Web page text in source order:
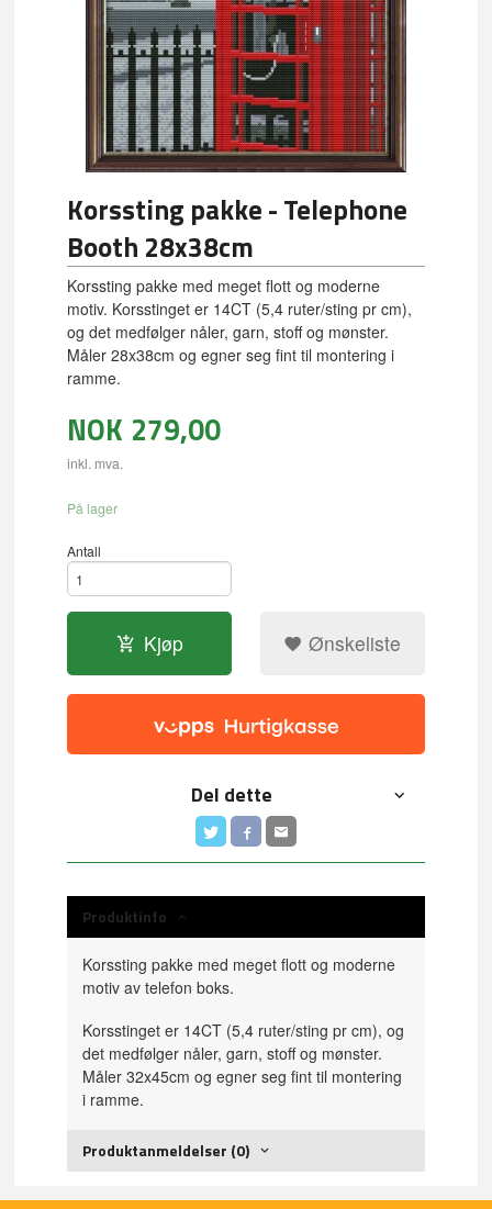
Korssting pakke - Telephone
Booth 28x38cm
Korssting pakke med meget flott og moderne
motiv. Korsstinget er 14CT (5,4 ruter/sting pr cm),
og det medfølger nåler, garn, stoff og mønster.
Måler 28x38cm og egner seg fint til montering i
ramme.
NOK 279,00
inkl. mva.
På lager
Antall
Kjøp Ønskeliste
Del dette
Produktinfo
Korssting pakke med meget flott og moderne
motiv av telefon boks.
Korsstinget er 14CT (5,4 ruter/sting pr cm), og
det medfølger nåler, garn, stoff og mønster.
Måler 32x45cm og egner seg fint til montering
i ramme.
Produktanmeldelser (0)